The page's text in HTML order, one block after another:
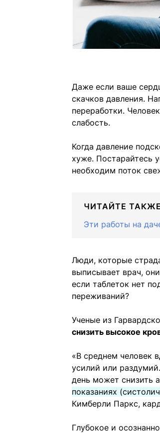
Даже если ваше
скачков давления.
переработки.
слабость.
Когда давление
хуже. Постарайтесь
необходим поток
ЧИТАЙТЕ ТАКЖЕ
Эти работы на
Люди, которые
выписывает врач,
если таблеток нет
переживаний?
Ученые из
снизить высокое
«В среднем человек
усилий или
день может снизить
показаниях
Кимберли Паркс,
Глубокое и